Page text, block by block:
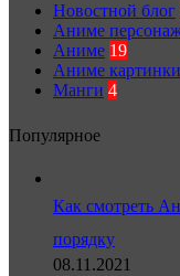
Новостной блог
Аниме
Аниме 19
Аниме картинки
Манги 4
Популярное
Как смотреть
порядку
08.11.2021